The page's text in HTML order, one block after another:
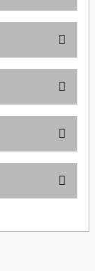
tarafımıza